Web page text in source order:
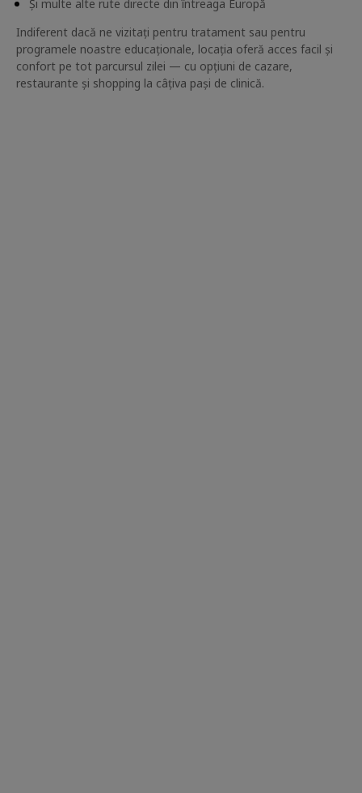
Și multe alte rute directe din întreaga Europă
Indiferent dacă ne vizitați pentru tratament sau pentru
programele noastre educaționale, locația oferă acces facil și
confort pe tot parcursul zilei — cu opțiuni de cazare,
restaurante și shopping la câțiva pași de clinică.